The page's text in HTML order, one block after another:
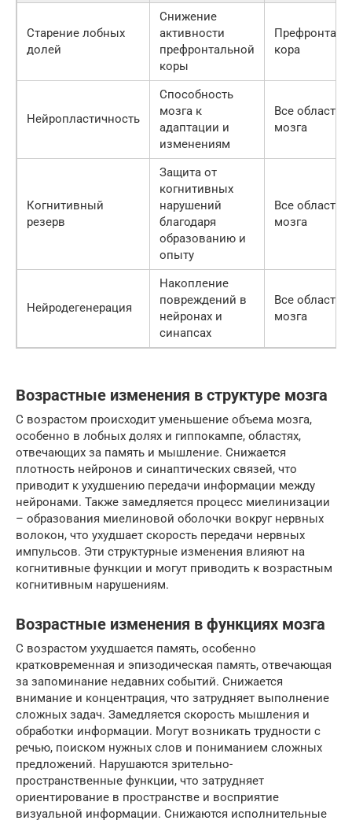
Старение лобных
долей
Снижение
активности
префронтальной
коры
кора
Нейропластичность
Способность
мозга к
адаптации и
изменениям
Все области
мозга
Когнитивный
резерв
Защита от
когнитивных
нарушений
благодаря
образованию и
опыту
Все области
мозга
Нейродегенерация
Накопление
повреждений в
нейронах и
синапсах
Все области
мозга
Возрастные изменения в структуре мозга
С возрастом происходит уменьшение объема мозга,
особенно в лобных долях и гиппокампе, областях,
отвечающих за память и мышление. Снижается
плотность нейронов и синаптических связей, что
приводит к ухудшению передачи информации между
нейронами. Также замедляется процесс миелинизации
– образования миелиновой оболочки вокруг нервных
волокон, что ухудшает скорость передачи нервных
импульсов. Эти структурные изменения влияют на
когнитивные функции и могут приводить к возрастным
когнитивным нарушениям.
Возрастные изменения в функциях мозга
С возрастом ухудшается память, особенно
кратковременная и эпизодическая память, отвечающая
за запоминание недавних событий. Снижается
внимание и концентрация, что затрудняет выполнение
сложных задач. Замедляется скорость мышления и
обработки информации. Могут возникать трудности с
речью, поиском нужных слов и пониманием сложных
предложений. Нарушаются зрительно-
пространственные функции, что затрудняет
ориентирование в пространстве и восприятие
визуальной информации. Снижаются исполнительные